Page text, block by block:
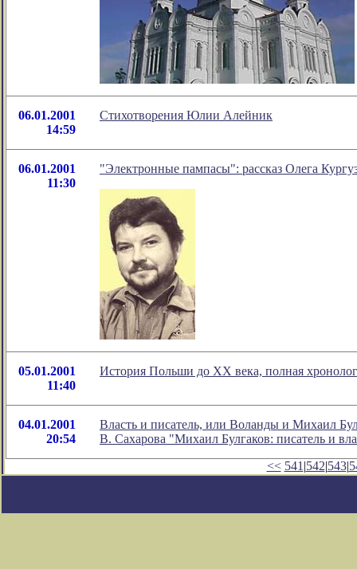
06.01.2001
14:59
Стихотворения Юлии Алейник
06.01.2001
11:30
"Электронные пампасы": рассказ Олега
05.01.2001
11:40
История Польши до XX века, полная
04.01.2001
20:54
Власть и писатель, или Воланды и Михаил
В. Сахарова "Михаил Булгаков: писатель и
<< 541 |542|543|